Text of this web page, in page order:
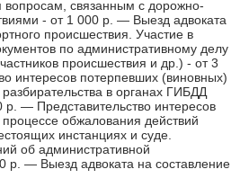
вопросам, связанным с дорожно-
- от 1 000 р. — Выезд адвоката
происшествия. Участие в
по административному делу
происшествия и др.) - от 3
интересов потерпевших (виновных)
в органах ГИБДД
р. — Представительство интересов
обжалования действий
инстанциях и суде.
об административной
р. — Выезд адвоката на составление
- от 3 000 р. — Представительство